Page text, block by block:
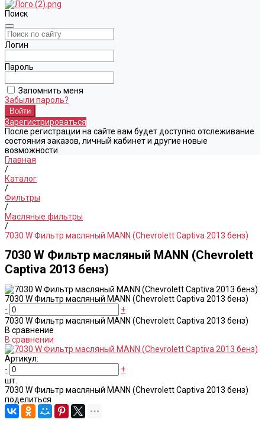
Поиск
Логин
Пароль
Запомнить меня
Забыли пароль?
Зарегистрироваться
После регистрации на сайте вам будет доступно отслеживание
состояния заказов, личный кабинет и другие новые
возможности
Главная
/
Каталог
/
Фильтры
/
Масляные фильтры
/
7030 W Фильтр масляный MANN (Chevrolett Captiva 2013 бенз)
7030 W Фильтр масляный MANN (Chevrolett
Captiva 2013 бенз)
7030 W Фильтр масляный MANN (Chevrolett Captiva 2013 бенз)
-
+
7030 W Фильтр масляный MANN (Chevrolett Captiva 2013 бенз)
В сравнение
В сравнении
Артикул:
-
+
шт.
7030 W Фильтр масляный MANN (Chevrolett Captiva 2013 бенз)
поделиться